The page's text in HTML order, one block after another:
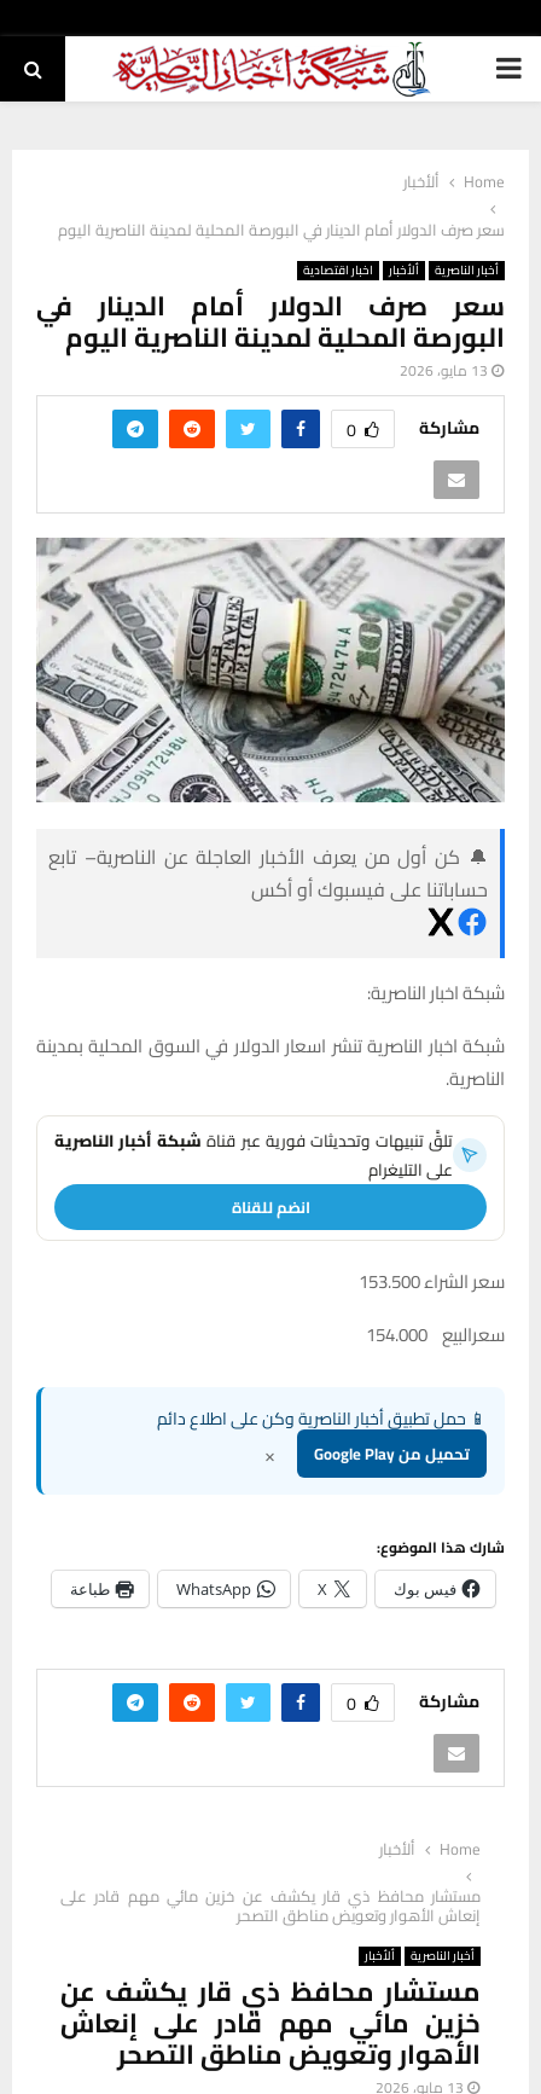
PRIMARY
Home
ألأخبار
سعر صرف الدولار أمام الدينار في البورصة المحلية لمدينة الناصرية اليوم
أخبار الناصرية ألأخبار اخبار اقتصادية
سعر صرف الدولار أمام الدينار في
البورصة المحلية لمدينة الناصرية اليوم
13 مايو، 2026
مشاركة 0
🔔 كن أول من يعرف الأخبار العاجلة عن الناصرية– تابع
حساباتنا على فيسبوك أو أكس
شبكة اخبار الناصرية:
شبكة اخبار الناصرية تنشر اسعار الدولار في السوق المحلية بمدينة
الناصرية.
تلقَّ تنبيهات وتحديثات فورية عبر قناةشبكة أخبار الناصرية
على التليغرام
انضم للقناة
سعر الشراء 153.500
سعرالبيع 154.000
📱 حمل تطبيق أخبار الناصرية وكن على اطلاع دائم
تحميل من Google Play ×
شارك هذا الموضوع:
فيس بوك X
WhatsApp طباعة
مشاركة 0
Home
ألأخبار
مستشار محافظ ذي قار يكشف عن خزين مائي مهم قادر على
إنعاش الأهوار وتعويض مناطق التصحر
أخبار الناصرية ألأخبار
مستشار محافظ ذي قار يكشف عن
خزين مائي مهم قادر على إنعاش
الأهوار وتعويض مناطق التصحر
13 مايو، 2026